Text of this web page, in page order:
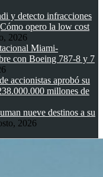
y detecto infracciones
opero la low cost
2026
Miami-
con Boeing 787-8 y 7
accionistas aprobó su
millones de
nueve destinos a su
2026